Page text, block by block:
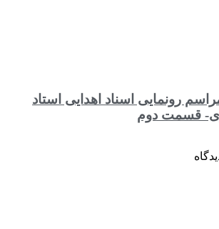
رونمایی اسناد اهدایی استاد
قسمت دوم